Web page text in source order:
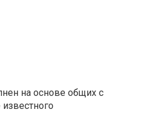
на основе общих с